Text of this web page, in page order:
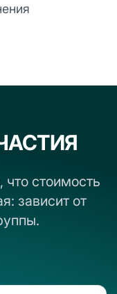
стоимость
зависит от